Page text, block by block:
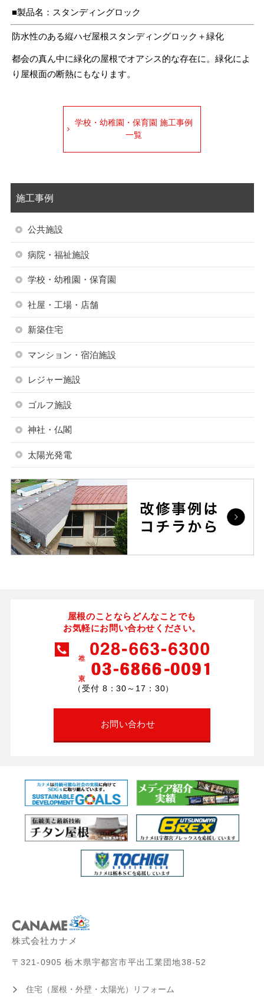
■製品名：スタンディングロック
防水性のある縦ハゼ屋根スタンディングロック＋緑化
都会の真ん中に緑化の屋根でオアシス的な存在に。緑化によ
り屋根面の断熱にもなります。
学校・幼稚園・保育園 施工事例
一覧
施工事例
公共施設
病院・福祉施設
学校・幼稚園・保育園
社屋・工場・店舗
新築住宅
マンション・宿泊施設
レジャー施設
ゴルフ施設
神社・仏閣
太陽光発電
屋根のことならどんなことでも
お気軽にお問い合わせください。
（受付 8：30～17：30）
お問い合わせ
株式会社カナメ
〒321-0905 栃木県宇都宮市平出工業団地38-52
住宅（屋根・外壁・太陽光）リフォーム